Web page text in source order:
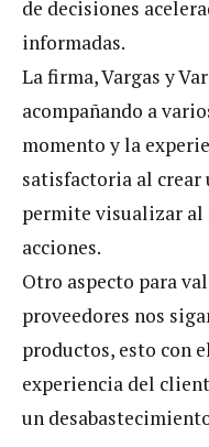
de decisiones
informadas.
La firma, Vargas y
acompañando a
momento y la
satisfactoria al crear
permite visualizar al
acciones.
Otro aspecto para
proveedores nos
productos, esto con
experiencia del
un